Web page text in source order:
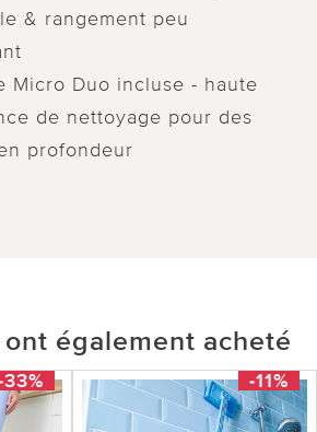
& rangement peu
Micro Duo incluse - haute
de nettoyage pour des
profondeur
également acheté
33% -11%